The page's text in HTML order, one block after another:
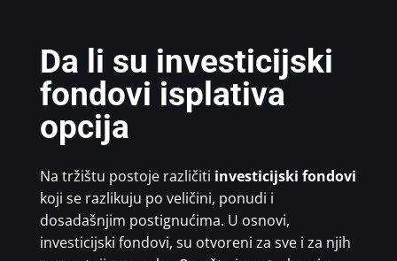
Da li su investicijski
fondovi isplativa
opcija
Na tržištu postoje različiti investicijski fondovi
koji se razlikuju po veličini, ponudi i
dosadašnjim postignućima. U osnovi,
investicijski fondovi, su otvoreni za sve i za njih